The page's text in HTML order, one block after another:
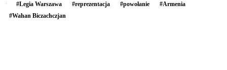
#Legia Warszawa #reprezentacja #powołanie #Armenia
#Wahan Biczachczjan